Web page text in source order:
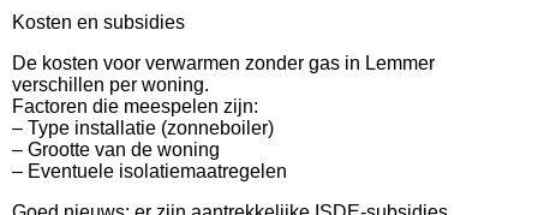
Kosten en subsidies
De kosten voor verwarmen zonder gas in Lemmer
verschillen per woning.
Factoren die meespelen zijn:
– Type installatie (zonneboiler)
– Grootte van de woning
– Eventuele isolatiemaatregelen